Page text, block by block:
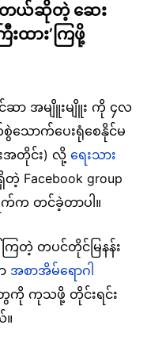
တယ်ဆိုတဲ့ ဆေး
ထား’ကြဖို့
ာ အမျိူးမျိူး ကို ၄လ
သောက်ပေးရုံစေနိုင်မ
းအတိုင်း) လို့ ရေးသား
Facebook group
က တင်ခဲ့တာပါ။
ြတဲ့ တပင်တိုင်မြနန်း
အစာအိမ်ရောဂါ
ကို ကုသဖို့ တိုင်းရင်း
။